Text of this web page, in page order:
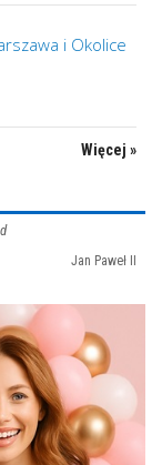
i Okolice
Więcej »
Jan Paweł II